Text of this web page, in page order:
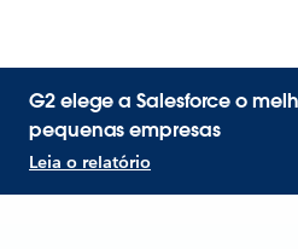
G2 elege a Salesforce o
pequenas empresas
Leia o relatório